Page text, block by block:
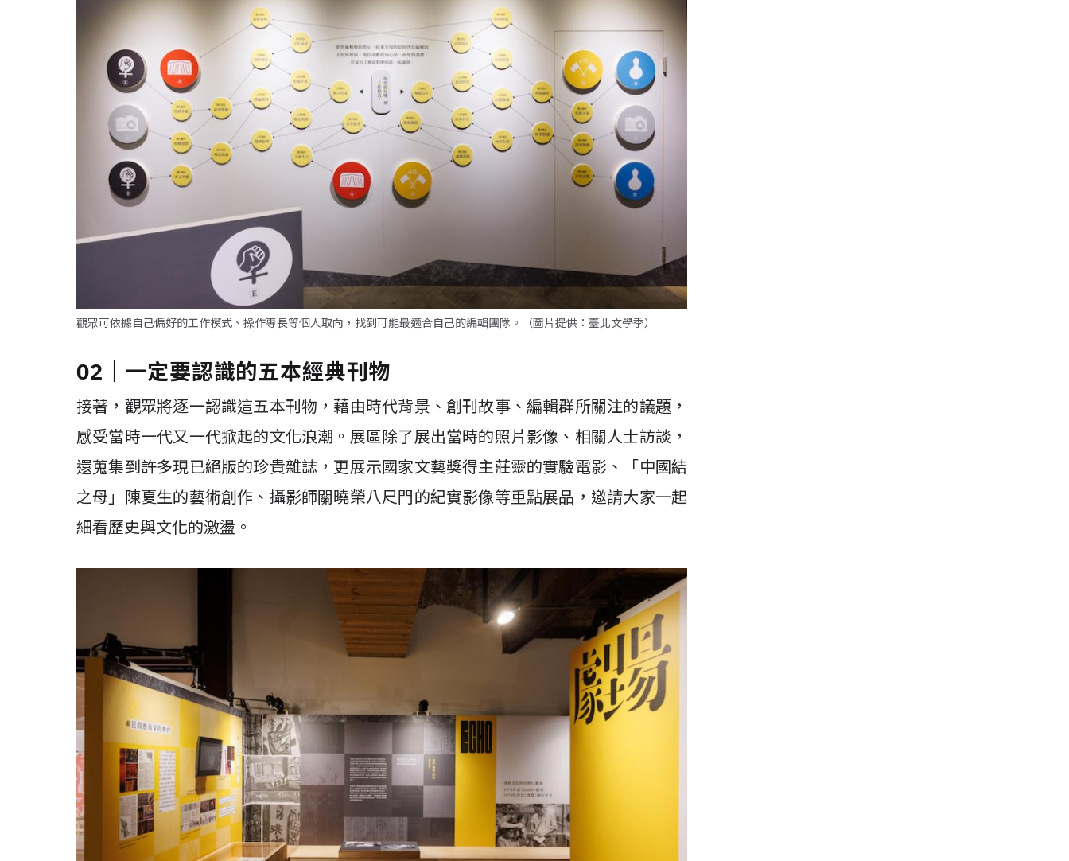
觀眾可依據自己偏好的工作模式、操作專長等個人取向，找到可能最適合自己的編輯團隊。（圖片提供：臺北文學季）
02｜一定要認識的五本經典刊物
接著，觀眾將逐一認識這五本刊物，藉由時代背景、創刊故事、編輯群所關注的議題，
感受當時一代又一代掀起的文化浪潮。展區除了展出當時的照片影像、相關人士訪談，
還蒐集到許多現已絕版的珍貴雜誌，更展示國家文藝獎得主莊靈的實驗電影、「中國結
之母」陳夏生的藝術創作、攝影師關曉榮八尺門的紀實影像等重點展品，邀請大家一起
細看歷史與文化的激盪。